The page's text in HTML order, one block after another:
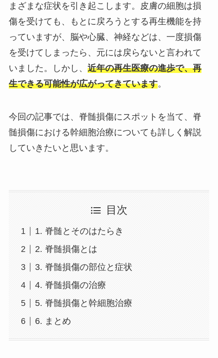
まざまな症状を引き起こします。皮膚の細胞は損
傷を受けても、もとに戻ろうとする再生機能を持
っていますが、脳や心臓、神経などは、一度損傷
を受けてしまったら、元には戻らないと言われて
いました。しかし、 近年の再生医療の進歩で、再
生できる可能性が広がってきています。
今回の記事では、 脊髄損傷にスポットを当て、脊
髄損傷における幹細胞治療についても詳しく解説
していきたいと思います。
目次
1. 脊髄とそのはたらき
2. 脊髄損傷とは
3. 脊髄損傷の部位と症状
4. 脊髄損傷の治療
5. 脊髄損傷と幹細胞治療
6. まとめ